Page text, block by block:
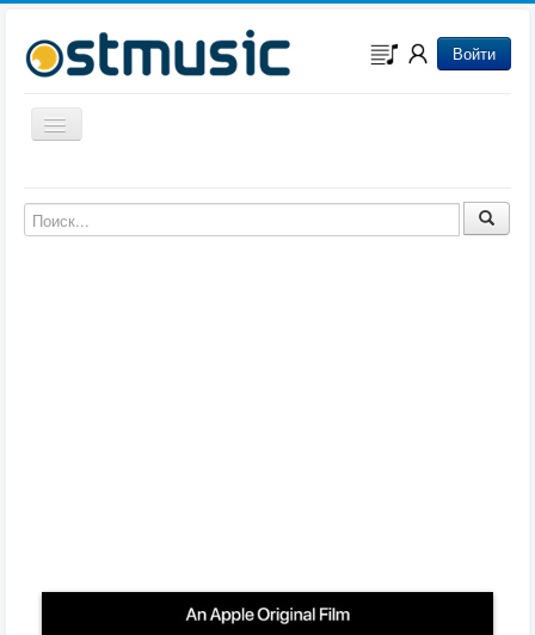
Войти
Включить/выключить навигацию
Музыка из мультфильмов
Музыка из сериалов